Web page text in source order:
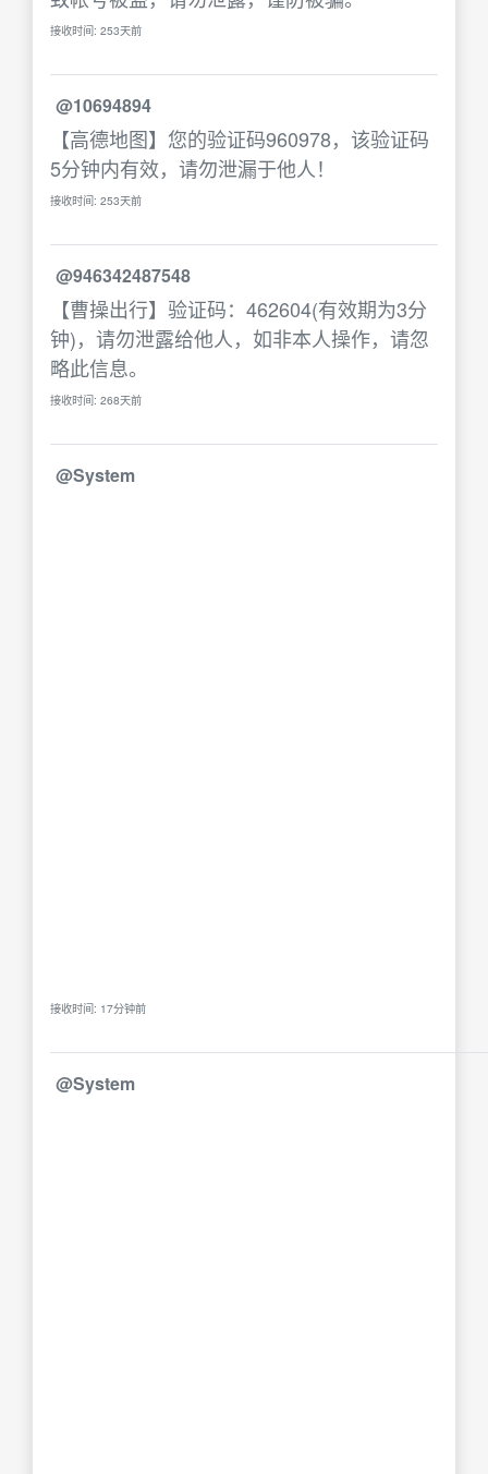
接收时间: 253天前
@10694894
【高德地图】您的验证码960978，该验证码
5分钟内有效，请勿泄漏于他人！
接收时间: 253天前
@946342487548
【曹操出行】验证码：462604(有效期为3分
钟)，请勿泄露给他人，如非本人操作，请忽
略此信息。
接收时间: 268天前
@System
接收时间: 17分钟前
@System